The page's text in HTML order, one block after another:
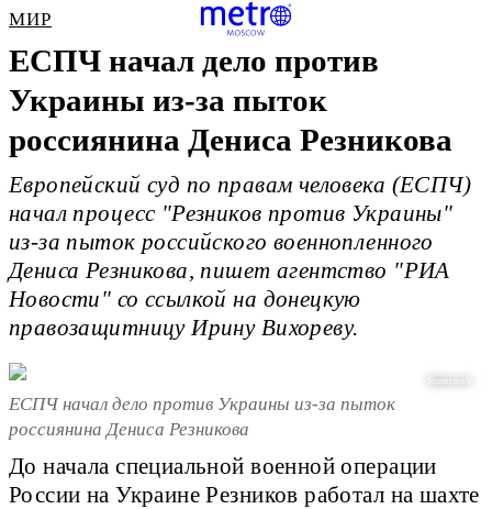
МИР
ЕСПЧ начал дело против
Украины из-за пыток
россиянина Дениса Резникова
Европейский суд по правам человека (ЕСПЧ)
начал процесс "Резников против Украины"
из-за пыток российского военнопленного
Дениса Резникова, пишет агентство "РИА
Новости" со ссылкой на донецкую
правозащитницу Ирину Вихореву.
ЕСПЧ начал дело против Украины из-за пыток
россиянина Дениса Резникова
До начала специальной военной операции
России на Украине Резников работал на шахте